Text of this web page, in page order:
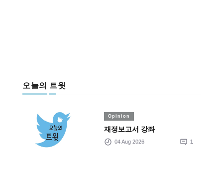
오늘의 트윗
Opinion
재정보고서 강좌
04 Aug 2026 1